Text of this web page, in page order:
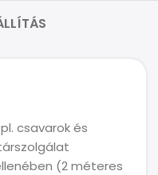
csavarok és
(2 méteres